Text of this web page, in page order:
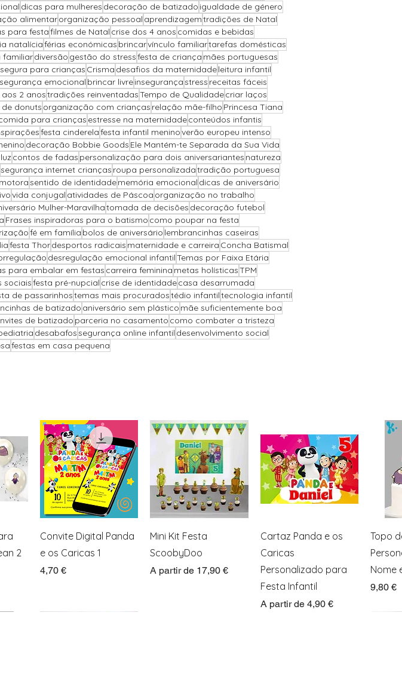
dicas para mulheres decoração de batizado igualdade de género
alimentarorganização pessoal aprendizagemtradições de Natal
para festafilmes de Natal crise dos 4 anos comidas e bebidas
natalíciaférias económicas brincarvínculo familiartarefas domésticas
familiardiversão gestão do stressfesta de criança mães portuguesas
para crianças Crisma desafios da maternidadeleitura infantil
segurança emocional brincar livreinsegurançastress receitas fáceis
2 anostradições reinventadasTempo de Qualidadecriar laços
donuts organização com crianças relação mãe-filho Princesa Tiana
para crianças estresse na maternidadeconteúdos infantis
festa cinderelafesta infantil meninoverão europeu intenso
decoração Bobbie Goods Ele Mantém-te Separada da Sua Vida
contos de fadas personalização para dois aniversariantes natureza
segurança internet crianças roupa personalizadatradição portuguesa
sentido de identidadememória emocional dicas de aniversário
vida conjugal atividades de Páscoa organização no trabalho
Mulher-Maravilhatomada de decisões decoração futebol
Frases inspiradoras para o batismo como poupar na festa
fé em família bolos de aniversário lembrancinhas caseiras
festa Thordesportos radicais maternidade e carreira Concha Batismal
desregulação emocional infantilTemas por Faixa Etária
para embalar em festas carreira feminina metas holísticasTPM
sociaisfesta pré-nupcial crise de identidadecasa desarrumada
de passarinhostemas mais procuradostédio infantiltecnologia infantil
de batizado aniversário sem plástico mãe suficientemente boa
de batizado parceria no casamento como combater a tristeza
desabafossegurança online infantil desenvolvimento social
festas em casa pequena
2
Visualização rápida
Convite Digital Panda
e os Caricas 1
Preço
4,70 €
Visualização rápida
Mini Kit Festa
ScoobyDoo
A partir de 17,90 €
Preço promocional
Visualização rápida
Cartaz Panda e os
Caricas
Personalizado para
Festa Infantil
A partir de 4,90 €
Preço promocional
Topo
Nome
Preço
9,80 €